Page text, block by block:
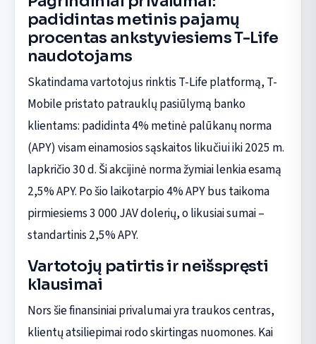
padidintas metinis pajamų
procentas ankstyviesiems T-Life
naudotojams
Skatindama vartotojus rinktis T-Life platformą, T-
Mobile pristato patrauklų pasiūlymą banko
klientams: padidinta 4% metinė palūkanų norma
(APY) visam einamosios sąskaitos likučiui iki 2025 m.
lapkričio 30 d. Ši akcijinė norma žymiai lenkia esamą
2,5% APY. Po šio laikotarpio 4% APY bus taikoma
pirmiesiems 3 000 JAV dolerių, o likusiai sumai –
standartinis 2,5% APY.
Vartotojų patirtis ir neišspręsti
klausimai
Nors šie finansiniai privalumai yra traukos centras,
klientų atsiliepimai rodo skirtingas nuomones. Kai